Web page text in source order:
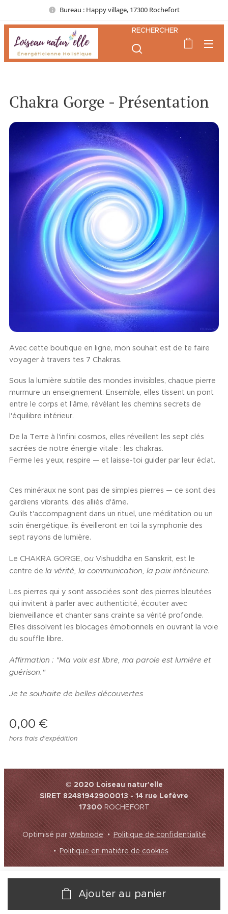
Bureau : Happy village, 17300 Rochefort
RECHERCHER
Chakra Gorge - Présentation
Avec cette boutique en ligne, mon souhait est de te faire
voyager à travers tes 7 Chakras.
Sous la lumière subtile des mondes invisibles, chaque pierre
murmure un enseignement. Ensemble, elles tissent un pont
entre le corps et l'âme, révélant les chemins secrets de
l'équilibre intérieur.
De la Terre à l'infini cosmos, elles réveillent les sept clés
sacrées de notre énergie vitale : les chakras.
Ferme les yeux, respire — et laisse-toi guider par leur éclat.
Ces minéraux ne sont pas de simples pierres — ce sont des
gardiens vibrants, des alliés d'âme.
Qu'ils t'accompagnent dans un rituel, une méditation ou un
soin énergétique, ils éveilleront en toi la symphonie des
sept rayons de lumière.
Le CHAKRA GORGE, ou Vishuddha en Sanskrit, est le
centre de la vérité, la communication, la paix intérieure.
Les pierres qui y sont associées sont des pierres bleutées
qui invitent à parler avec authenticité, écouter avec
bienveillance et chanter sans crainte sa vérité profonde.
Elles dissolvent les blocages émotionnels en ouvrant la voie
du souffle libre.
Affirmation : "Ma voix est libre, ma parole est lumière et
guérison."
Je te souhaite de belles découvertes
0,00 €
hors frais d'expédition
Ajouter au panier
© 2020 Loiseau natur'elle
SIRET 82481942900013 - 14 rue Lefèvre
17300ROCHEFORT
Optimisé parWebnode
Politique de confidentialité
Politique en matière de cookies